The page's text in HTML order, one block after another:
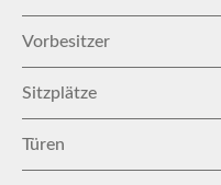
Vorbesitzer
Sitzplätze
Türen